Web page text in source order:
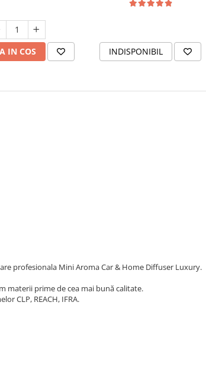
IN COS INDISPONIBIL
profesionala Mini Aroma Car & Home Diffuser Luxury.
materii prime de cea mai bună calitate.
CLP, REACH, IFRA.